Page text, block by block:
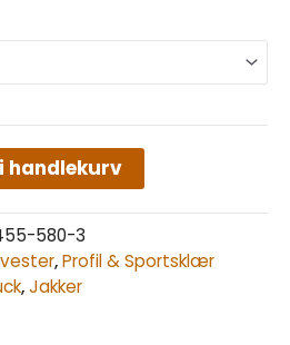
handlekurv
580-3
,Profil & Sportsklær
,Jakker